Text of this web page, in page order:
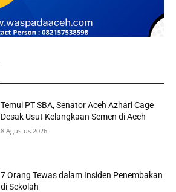
Temui PT SBA, Senator Aceh Azhari Cage
Desak Usut Kelangkaan Semen di Aceh
8 Agustus 2026
7 Orang Tewas dalam Insiden Penembakan
di Sekolah